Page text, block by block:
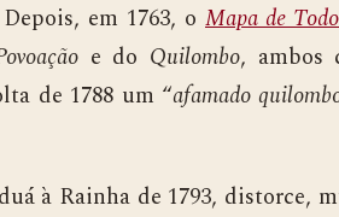
em 1763, o Mapa de
e do Quilombo, ambos
de 1788 um “afamado
Rainha de 1793, distorce,